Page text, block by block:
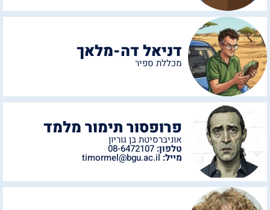
דניאל דה-מלאך
מכללת ספיר
פרופסור תימור מלמד
אוניברסיטת בן גוריון
טלפון: 08-6472107
מייל:timormel@bgu.ac.il